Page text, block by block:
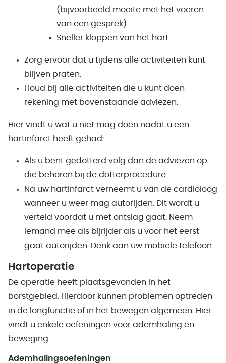
(bijvoorbeeld moeite met het voeren
van een gesprek).
Sneller kloppen van het hart.
Zorg ervoor dat u tijdens alle activiteiten kunt
blijven praten.
Houd bij alle activiteiten die u kunt doen
rekening met bovenstaande adviezen.
Hier vindt u wat u niet mag doen nadat u een
hartinfarct heeft gehad:
Als u bent gedotterd volg dan de adviezen op
die behoren bij de dotterprocedure.
Na uw hartinfarct verneemt u van de cardioloog
wanneer u weer mag autorijden. Dit wordt u
verteld voordat u met ontslag gaat. Neem
iemand mee als bijrijder als u voor het eerst
gaat autorijden. Denk aan uw mobiele telefoon.
Hartoperatie
De operatie heeft plaatsgevonden in het
borstgebied. Hierdoor kunnen problemen optreden
in de longfunctie of in het bewegen algemeen. Hier
vindt u enkele oefeningen voor ademhaling en
beweging.
Ademhalingsoefeningen